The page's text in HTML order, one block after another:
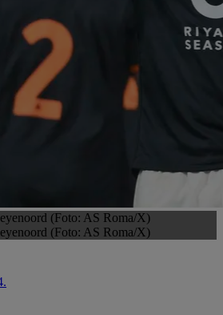
(Foto: AS Roma/X)
(Foto: AS Roma/X)